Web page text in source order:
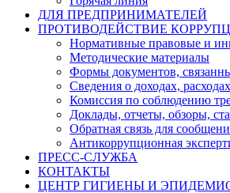
ДЛЯ ПРЕДПРИНИМАТЕЛЕЙ
ПРОТИВОДЕЙСТВИЕ
Нормативные правовые и
Методические материалы
Формы документов,
Сведения о доходах,
Комиссия по соблюдению
Доклады, отчеты, обзоры,
Обратная связь для
Антикоррупционная
ПРЕСС-СЛУЖБА
КОНТАКТЫ
ЦЕНТР ГИГИЕНЫ И